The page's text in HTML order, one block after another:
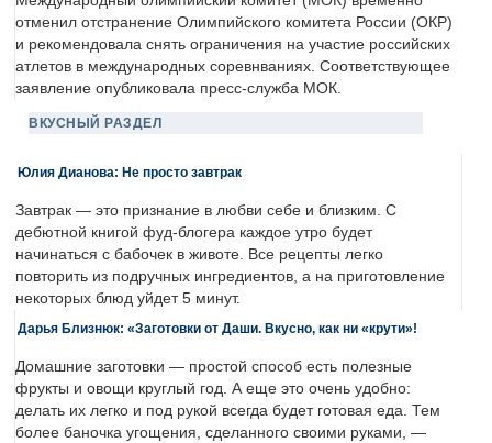
отменил отстранение Олимпийского комитета России (ОКР)
и рекомендовала снять ограничения на участие российских
атлетов в международных соревнваниях. Соответствующее
заявление опубликовала пресс-служба МОК.
ВКУСНЫЙ РАЗДЕЛ
Юлия Дианова: Не просто завтрак
Завтрак — это признание в любви себе и близким. С
дебютной книгой фуд-блогера каждое утро будет
начинаться с бабочек в животе. Все рецепты легко
повторить из подручных ингредиентов, а на приготовление
некоторых блюд уйдет 5 минут.
Дарья Близнюк: «Заготовки от Даши. Вкусно, как ни «крути»!
Домашние заготовки — простой способ есть полезные
фрукты и овощи круглый год. А еще это очень удобно:
делать их легко и под рукой всегда будет готовая еда. Тем
более баночка угощения, сделанного своими руками, —